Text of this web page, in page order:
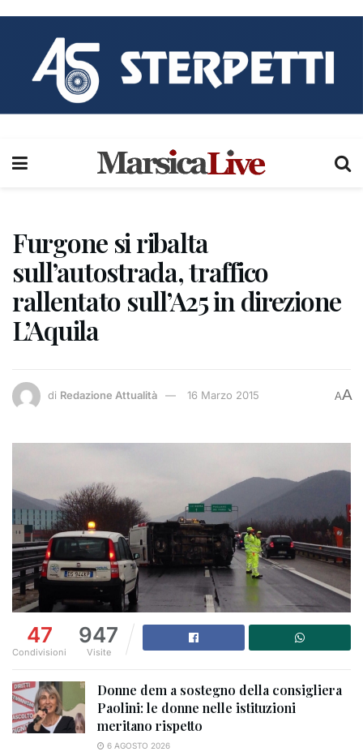
Furgone si ribalta
sull’autostrada, traffico
rallentato sull’A25 in direzione
L’Aquila
di Redazione Attualità 16 Marzo 2015 AA
47
Condivisioni
947
Visite
Donne dem a sostegno della consigliera
Paolini: le donne nelle istituzioni
meritano rispetto
6 AGOSTO 2026